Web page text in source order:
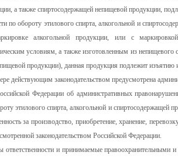
а также спиртосодержащей непищевой продукции,
по обороту этилового спирта, алкогольной и
алкогольной продукции, или с
условиям, а также изготовленным из
продукции), данная продукция подлежит изъятию
действующим законодательством предусмотрена
Федерации об административных
этилового спирта, алкогольной и спиртосодержащей
за производство, приобретение, хранение,
законодательством Российской Федерации.
ответственности и принимаемые